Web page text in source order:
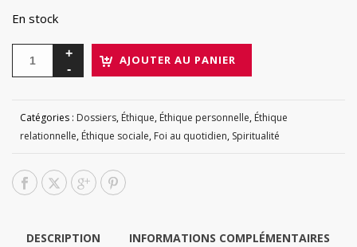
En stock
AJOUTER AU PANIER
Catégories : Dossiers, Éthique, Éthique personnelle, Éthique
relationnelle, Éthique sociale, Foi au quotidien, Spiritualité
DESCRIPTION INFORMATIONS COMPLÉMENTAIRES